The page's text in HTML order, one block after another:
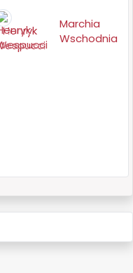
Henryk
Marchia
Wschodnia